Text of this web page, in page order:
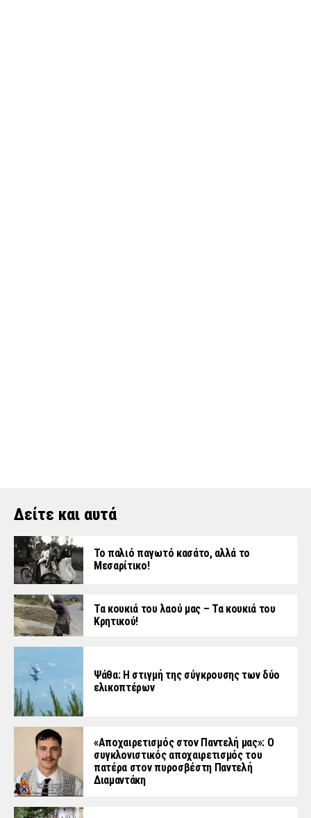
Δείτε και αυτά
Το παλιό παγωτό κασάτο, αλλά το
Μεσαρίτικο!
Τα κουκιά του λαού μας – Τα κουκιά του
Κρητικού!
Ψάθα: Η στιγμή της σύγκρουσης των δύο
ελικοπτέρων
«Aποχαιρετισμός στον Παντελή μας»: Ο
συγκλονιστικός αποχαιρετισμός του
πατέρα στον πυροσβέστη Παντελή
Διαμαντάκη